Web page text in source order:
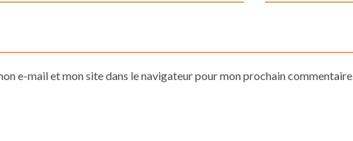
e-mail et mon site dans le navigateur pour mon prochain commentaire.